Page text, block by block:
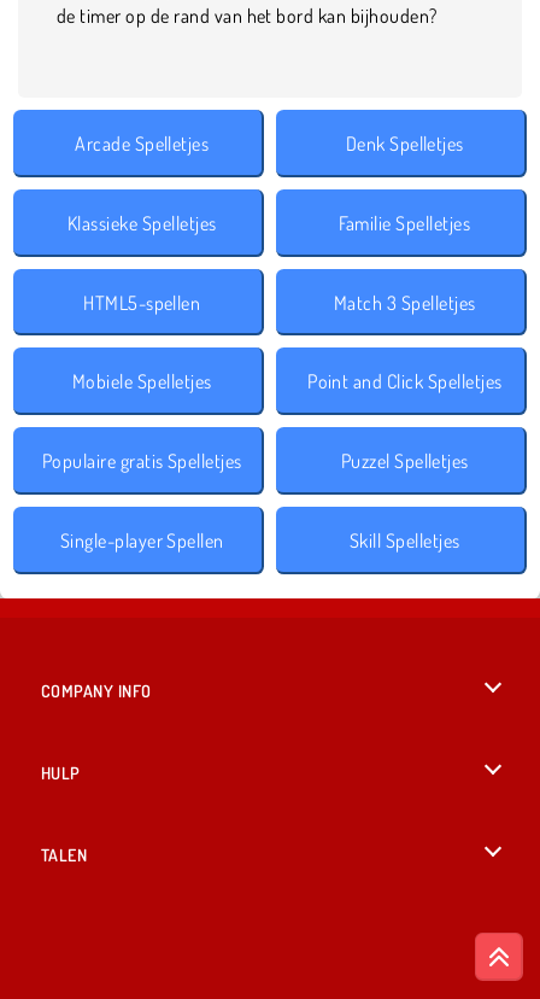
de timer op de rand van het bord kan bijhouden?
Arcade Spelletjes Denk Spelletjes
Klassieke Spelletjes Familie Spelletjes
HTML5-spellen Match 3 Spelletjes
Mobiele Spelletjes Point and Click Spelletjes
Populaire gratis Spelletjes Puzzel Spelletjes
Single-player Spellen Skill Spelletjes
COMPANY INFO
HULP
TALEN